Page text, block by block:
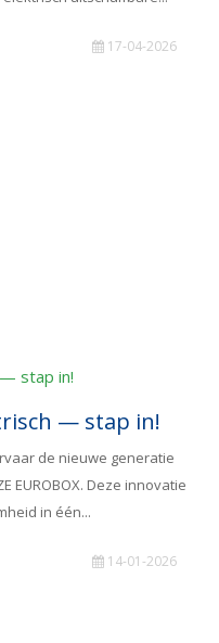
17-04-2026
— stap in!
de nieuwe generatie
EUROBOX. Deze innovatie
in één...
14-01-2026